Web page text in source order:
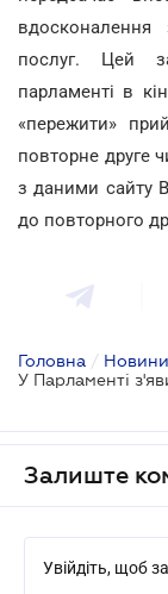
вдосконалення
послуг. Цей
парламенті в
«пережити»
повторне друге
з даними сайту
до повторного
Головна / Новини
Залиште
Увійдіть, щоб